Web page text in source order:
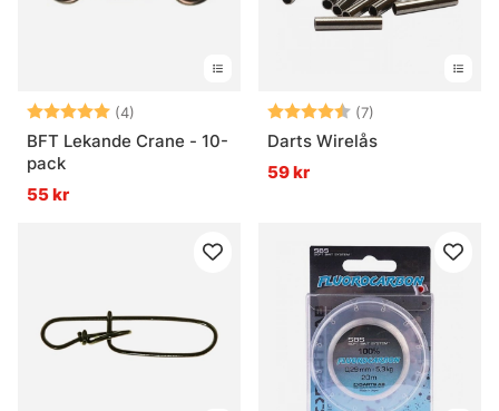
Betyg: (4)
5.0 utav 5 stjärnor
BFT Lekande Crane - 10-
pack
55 kr
Betyg: (7)
Darts Wirelås
59 kr